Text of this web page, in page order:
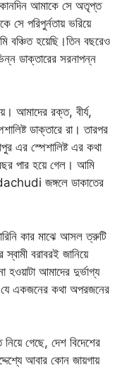
কোনদিন আমাকে সে অতৃপ্ত
সে পরিপুর্নতায় ভরিয়ে
বঞ্চিত হয়েছি।তিন বছরেও
ডাক্তারের সরনাপন্ন
আমাদের রক্ত, বীর্য,
ডাক্তারে রা। তারপর
এর স্পেশালিষ্ট এর কথা
পার হয়ে গেল। আমি
জঙ্গলে ডাকাতের
কার মাঝে আসল ত্রুটি
বরাবরই জানিয়ে
আমাদের দুর্ভাগ্য
একজনের কথা অপরজনের
গেছে, দেশ বিদেশের
আবার কোন জায়গায়